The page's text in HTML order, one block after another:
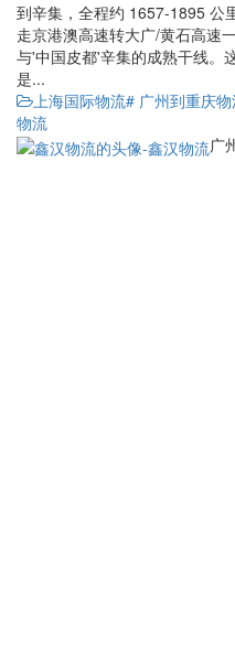
到辛集，全程约 1657-1895 公
走京港澳高速转大广/黄石高速
与'中国皮都'辛集的成熟干线。
是...
上海国际物流# 广州到重庆
物流
广